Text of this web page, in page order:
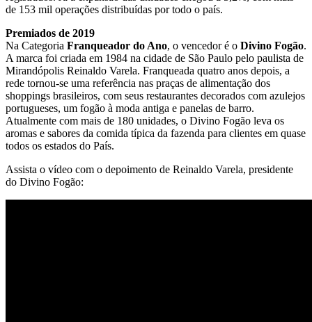
de 153 mil operações distribuídas por todo o país.
Premiados de 2019
Na Categoria Franqueador do Ano, o vencedor é o Divino Fogão.
A marca foi criada em 1984 na cidade de São Paulo pelo paulista de
Mirandópolis Reinaldo Varela. Franqueada quatro anos depois, a
rede tornou-se uma referência nas praças de alimentação dos
shoppings brasileiros, com seus restaurantes decorados com azulejos
portugueses, um fogão à moda antiga e panelas de barro.
Atualmente com mais de 180 unidades, o Divino Fogão leva os
aromas e sabores da comida típica da fazenda para clientes em quase
todos os estados do País.
Assista o vídeo com o depoimento de Reinaldo Varela, presidente
do Divino Fogão: